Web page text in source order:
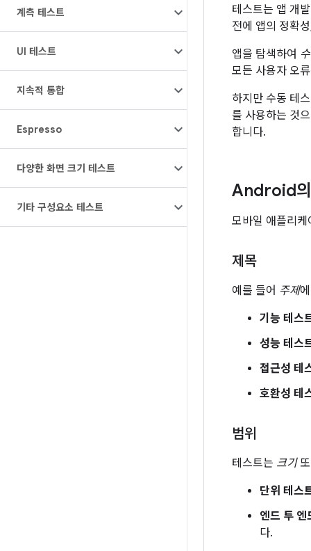
계측 테스트
UI 테스트
지속적 통합
Espresso
다양한 화면 크기 테스트
기타 구성요소 테스트
테스트는 앱 개
전에 앱의 정확
앱을 탐색하여
모든 사용자 오
하지만 수동 테
를 사용하는 것
합니다.
Android의
모바일 애플리
제목
예를 들어 주제
기능 테스
성능 테스
접근성 테
호환성 테
범위
테스트는 크기또
단위 테스
엔드 투 엔
다.